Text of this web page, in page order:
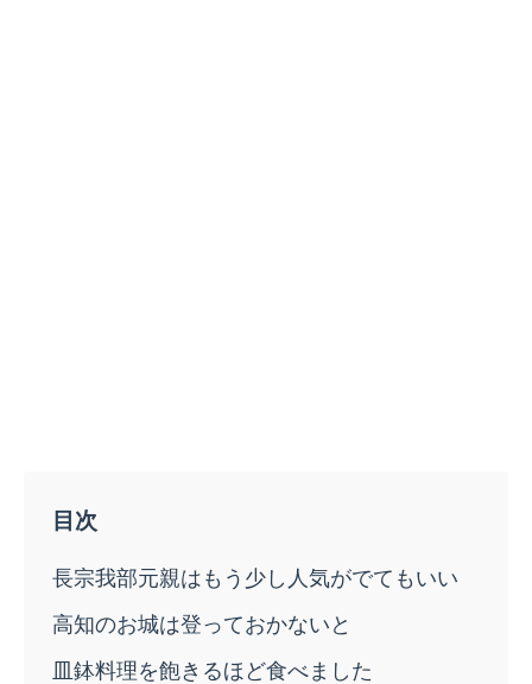
長宗我部元親はもう少し人気がでてもいい
高知のお城は登っておかないと
皿鉢料理を飽きるほど食べました